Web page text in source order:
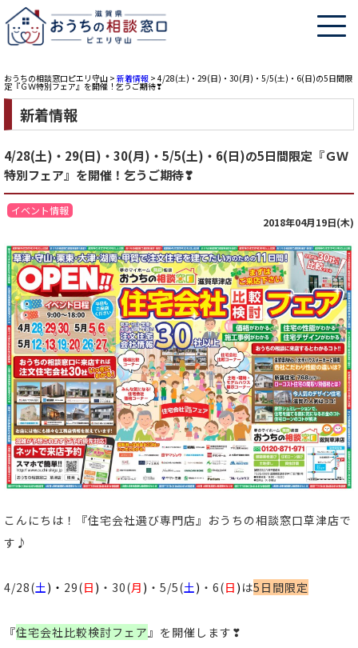
おうちの相談窓口ピエリ守山 > 新着情報 > 4/28(土)・29(日)・30(月)・5/5(土)・6(日)の5日間限
定『ＧＷ特別フェア』を開催！乞うご期待❣
新着情報
4/28(土)・29(日)・30(月)・5/5(土)・6(日)の5日間限定『ＧＷ
特別フェア』を開催！乞うご期待❣
イベント情報
2018年04月19日(木)
こんにちは！ 『住宅会社選び専門店』おうちの相談窓口草津店で
す♪
4/28(土 ) ・ 29(日 ) ・30(月 ) ・5/5(土 ) ・6(日 ) は5日間限定
『住宅会社比較検討フェア 』 を開催します❣